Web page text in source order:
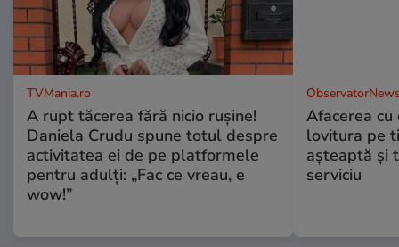
TVMania.ro
A rupt tăcerea fără nicio rușine!
Daniela Crudu spune totul despre
activitatea ei de pe platformele
pentru adulți: „Fac ce vreau, e
wow!”
Afacerea
lovitura pe
aşteaptă şi
serviciu